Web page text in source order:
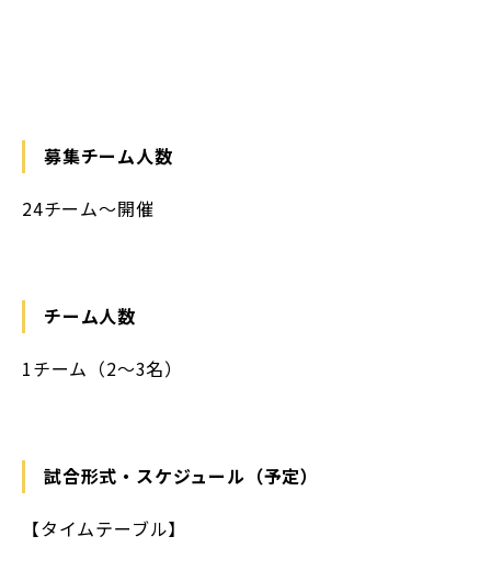
募集チーム人数
24チーム～開催
チーム人数
1チーム（2～3名）
試合形式・スケジュール（予定）
【タイムテーブル】